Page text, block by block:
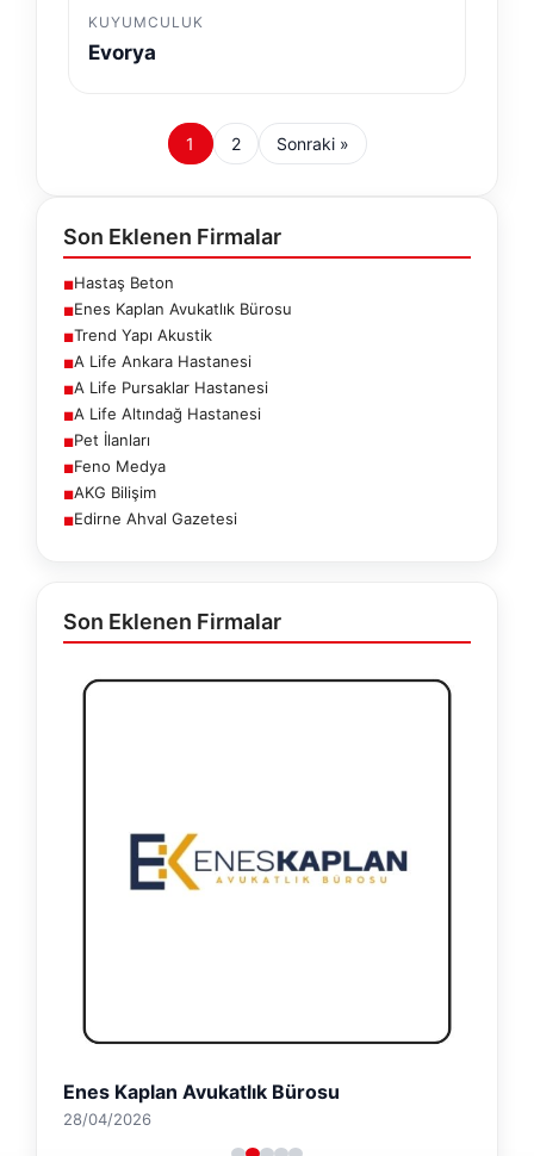
KUYUMCULUK
Evorya
1 2 Sonraki »
Son Eklenen Firmalar
■Hastaş Beton
■Enes Kaplan Avukatlık Bürosu
■Trend Yapı Akustik
■A Life Ankara Hastanesi
■A Life Pursaklar Hastanesi
■A Life Altındağ Hastanesi
■Pet İlanları
■Feno Medya
■AKG Bilişim
■Edirne Ahval Gazetesi
Son Eklenen Firmalar
Enes Kaplan Avukatlık Bürosu
28/04/2026